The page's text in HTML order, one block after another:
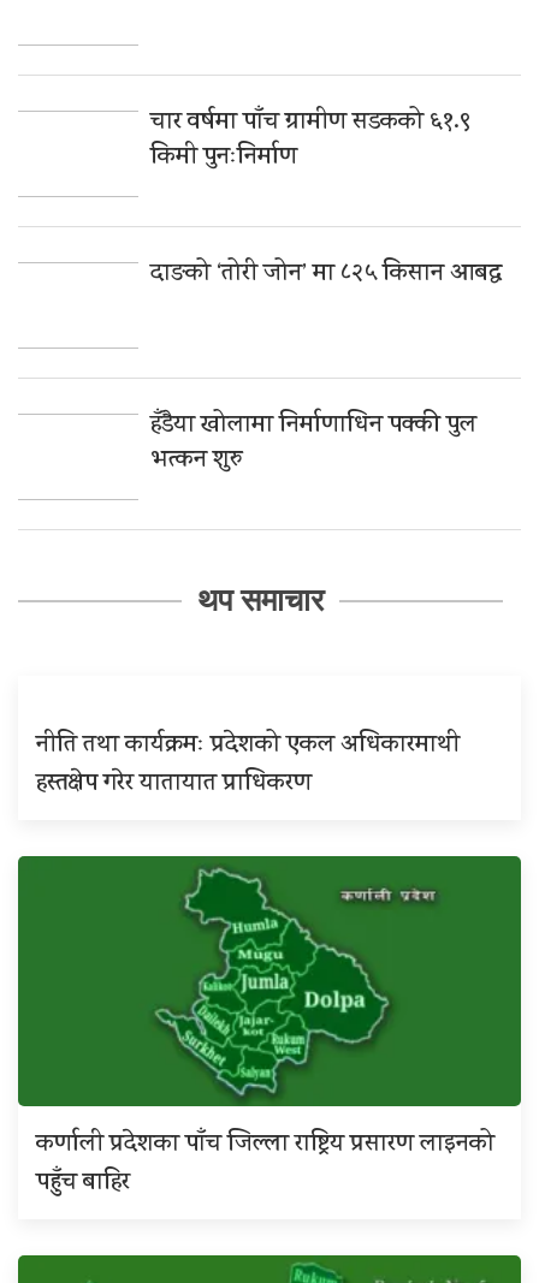
चार वर्षमा पाँच ग्रामीण सडकको ६१.९
किमी पुनःनिर्माण
दाङको ‘तोरी जोन’ मा ८२५ किसान आबद्ध
हँडैया खोलामा निर्माणाधिन पक्की पुल
भत्कन शुरु
थप समाचार
नीति तथा कार्यक्रमः प्रदेशको एकल अधिकारमाथी
हस्तक्षेप गरेर यातायात प्राधिकरण
कर्णाली प्रदेशका पाँच जिल्ला राष्ट्रिय प्रसारण लाइनको
पहुँच बाहिर